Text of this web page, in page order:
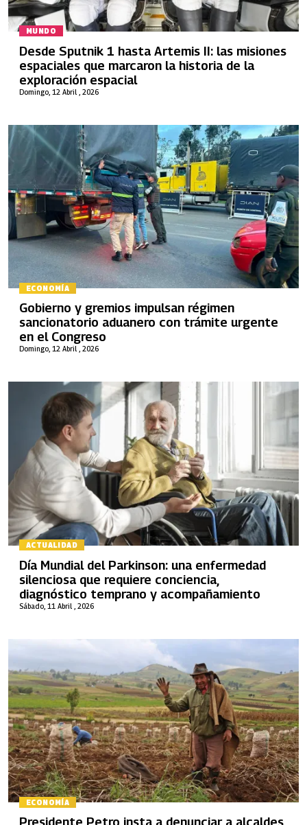
MUNDO
Domingo, 12 Abril , 2026
Desde Sputnik 1 hasta Artemis II: las misiones
espaciales que marcaron la historia de la
exploración espacial
ECONOMÍA
Domingo, 12 Abril , 2026
Gobierno y gremios impulsan régimen
sancionatorio aduanero con trámite urgente
en el Congreso
ACTUALIDAD
Sábado, 11 Abril , 2026
Día Mundial del Parkinson: una enfermedad
silenciosa que requiere conciencia,
diagnóstico temprano y acompañamiento
ECONOMÍA
Presidente Petro insta a denunciar a alcaldes